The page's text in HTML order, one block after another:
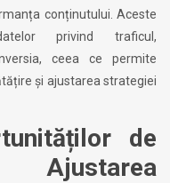
conținutului. Aceste
privind traficul,
ceea ce permite
și ajustarea strategiei
de
Ajustarea